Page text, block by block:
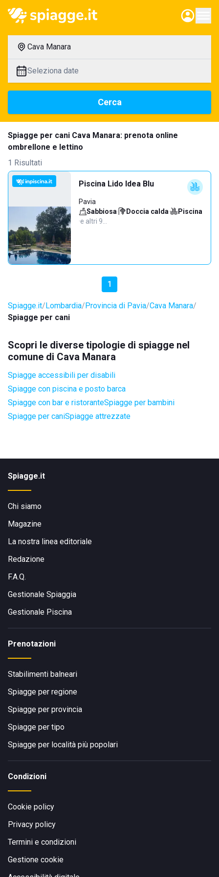
Cava Manara
Seleziona date
Cerca
Spiagge per cani Cava Manara: prenota online
ombrellone e lettino
1 Risultati
Piscina Lido Idea Blu
Pavia
Sabbiosa· Doccia calda·
Piscina
·e altri 9…
1
Spiagge.it Lombardia Provincia di Pavia Cava Manara
Spiagge per cani
Scopri le diverse tipologie di spiagge nel
comune di Cava Manara
Spiagge accessibili per disabili
Spiagge con piscina e posto barca
Spiagge con bar e ristoranteSpiagge per bambini
Spiagge per caniSpiagge attrezzate
Spiagge.it
Chi siamo
Magazine
La nostra linea editoriale
Redazione
F.A.Q.
Gestionale Spiaggia
Gestionale Piscina
Prenotazioni
Stabilimenti balneari
Spiagge per regione
Spiagge per provincia
Spiagge per tipo
Spiagge per località più popolari
Condizioni
Cookie policy
Privacy policy
Termini e condizioni
Gestione cookie